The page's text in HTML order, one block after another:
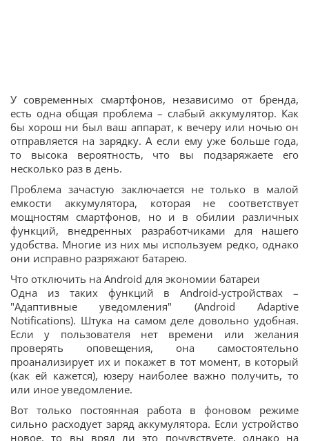
У современных смартфонов, независимо от бренда,
есть одна общая проблема – слабый аккумулятор. Как
бы хорош ни был ваш аппарат, к вечеру или ночью он
отправляется на зарядку. А если ему уже больше года,
то высока вероятность, что вы подзаряжаете его
несколько раз в день.
Проблема зачастую заключается не только в малой
емкости аккумулятора, которая не соответствует
мощностям смартфонов, но и в обилии различных
функций, внедренных разработчиками для нашего
удобства. Многие из них мы используем редко, однако
они исправно разряжают батарею.
Что отключить на Android для экономии батареи
Одна из таких функций в Android-устройствах –
"Адаптивные уведомления" (Android Adaptive
Notifications). Штука на самом деле довольно удобная.
Если у пользователя нет времени или желания
проверять оповещения, она самостоятельно
проанализирует их и покажет в тот момент, в который
(как ей кажется), юзеру наиболее важно получить, то
или иное уведомление.
Вот только постоянная работа в фоновом режиме
сильно расходует заряд аккумулятора. Если устройство
новое, то вы вряд ли это почувствуете, однако на